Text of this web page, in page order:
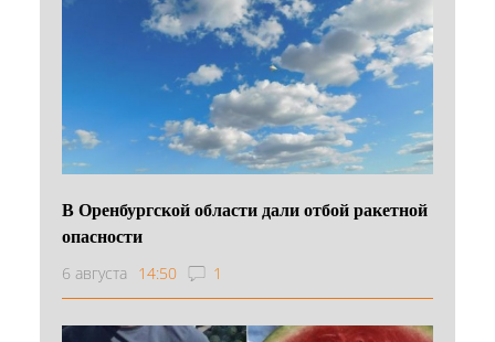
В Оренбургской области дали отбой ракетной
опасности
6 августа 14:50 1